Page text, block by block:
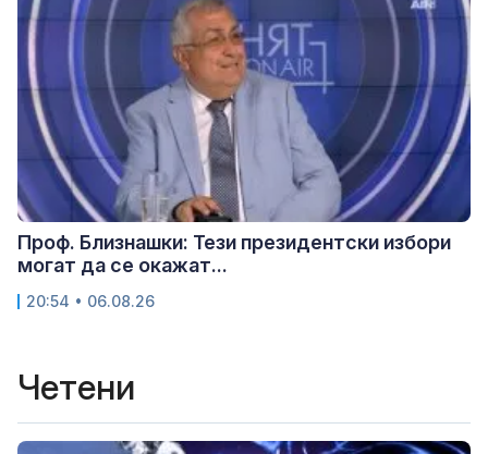
Проф. Близнашки: Тези президентски избори
могат да се окажат...
20:54 • 06.08.26
Четени